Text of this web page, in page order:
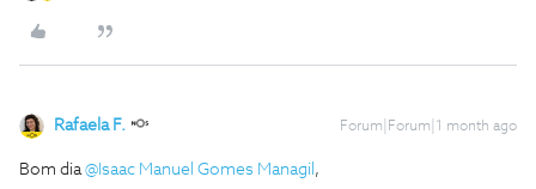
Rafaela F. Forum|Forum|1 month ago
Bom dia ​@Isaac Manuel Gomes Managil ,